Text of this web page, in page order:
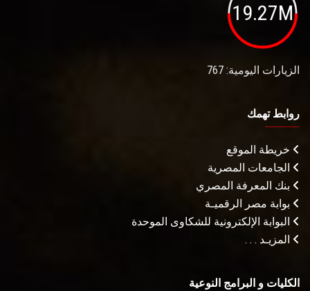
19.27M
الزيارات اليومية: 767
روابط تهمك
خريطة الموقع
الجامعات المصرية
بنك المعرفة المصري
بوابة مصر الرقميـة
البوابة الإلكترونية للشكاوى الموحدة
المزيـد . . .
الكليات و البرامج النوعية